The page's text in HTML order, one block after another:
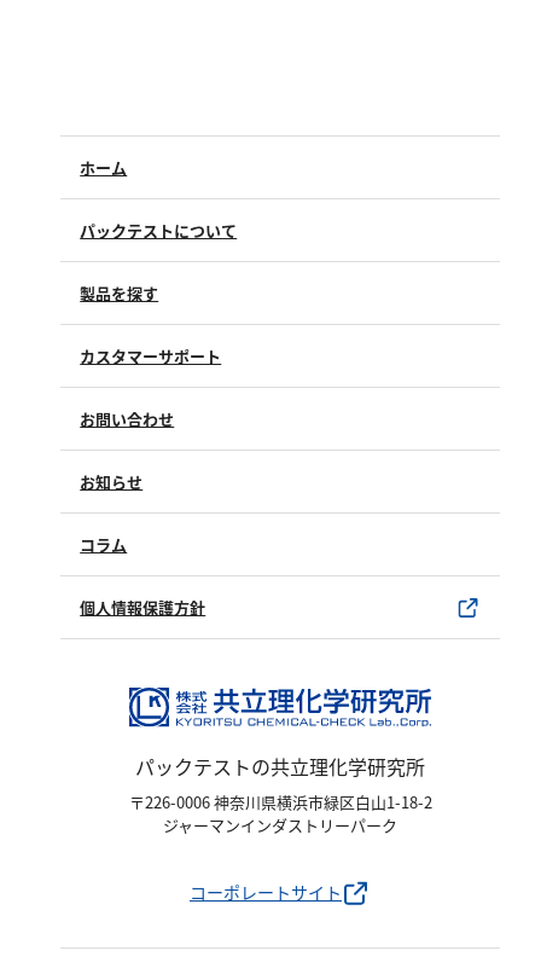
ホーム
パックテストについて
製品を探す
カスタマーサポート
製品のご購入について
SDSについて
水銀使用製品について
該非判定書について
お問い合わせ
試薬サンプル
製品カタログ
お知らせ
コラム
個人情報保護方針
パックテストの共立理化学研究所
〒226-0006 神奈川県横浜市緑区白山1-18-2
ジャーマンインダストリーパーク
コーポレートサイト
ふっ素
油分
グルコース
過酸化水素
ヒドラジン
オゾン
シリカ
ビタミンC
ひ素
アスベスト
グルタミン酸
吸光度
溶存酸素